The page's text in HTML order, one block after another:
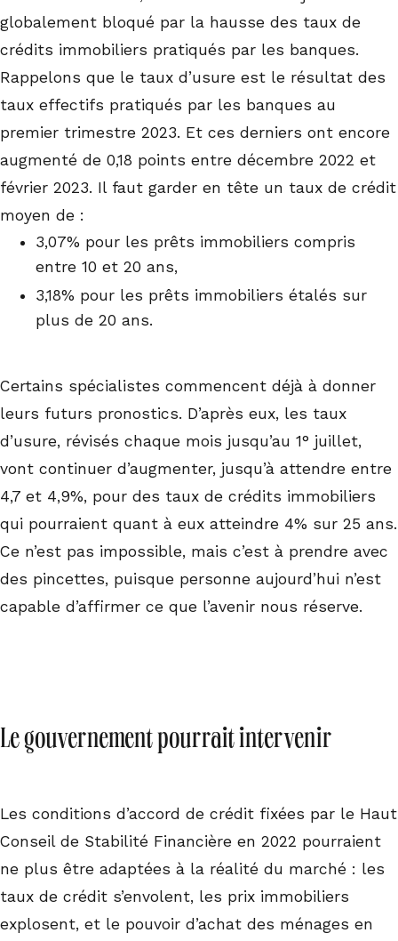
globalement bloqué par la hausse des taux de
crédits immobiliers pratiqués par les banques.
Rappelons que le taux d’usure est le résultat des
taux effectifs pratiqués par les banques au
premier trimestre 2023. Et ces derniers ont encore
augmenté de 0,18 points entre décembre 2022 et
février 2023. Il faut garder en tête un taux de crédit
moyen de :
3,07% pour les prêts immobiliers compris
entre 10 et 20 ans,
3,18% pour les prêts immobiliers étalés sur
plus de 20 ans.
Certains spécialistes commencent déjà à donner
leurs futurs pronostics. D’après eux, les taux
d’usure, révisés chaque mois jusqu’au 1° juillet,
vont continuer d’augmenter, jusqu’à attendre entre
4,7 et 4,9%, pour des taux de crédits immobiliers
qui pourraient quant à eux atteindre 4% sur 25 ans.
Ce n’est pas impossible, mais c’est à prendre avec
des pincettes, puisque personne aujourd’hui n’est
capable d’affirmer ce que l’avenir nous réserve.
Le gouvernement pourrait intervenir
Les conditions d’accord de crédit fixées par le Haut
Conseil de Stabilité Financière en 2022 pourraient
ne plus être adaptées à la réalité du marché : les
taux de crédit s’envolent, les prix immobiliers
explosent, et le pouvoir d’achat des ménages en